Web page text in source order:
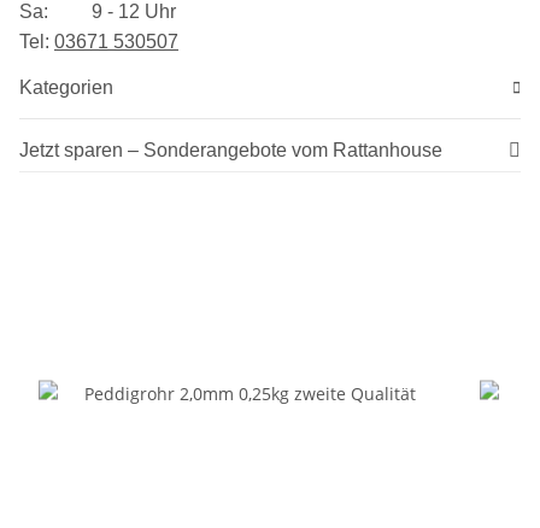
Sa: 9 - 12 Uhr
Tel: 03​671 530507
Kategorien
Jetzt sparen – Sonderangebote vom Rattanhouse